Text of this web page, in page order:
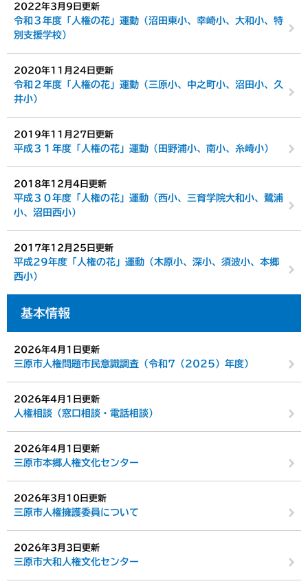
2022年3月9日更新
令和３年度「人権の花」運動（沼田東小、幸崎小、大和小、特
別支援学校）
2020年11月24日更新
令和２年度「人権の花」運動（三原小、中之町小、沼田小、久
井小）
2019年11月27日更新
平成３１年度「人権の花」運動（田野浦小、南小、糸崎小）
2018年12月4日更新
平成３０年度「人権の花」運動（西小、三育学院大和小、鷺浦
小、沼田西小）
2017年12月25日更新
平成29年度「人権の花」運動（木原小、深小、須波小、本郷
西小）
基本情報
2026年4月1日更新
三原市人権問題市民意識調査（令和7（2025）年度）
2026年4月1日更新
人権相談（窓口相談・電話相談）
2026年4月1日更新
三原市本郷人権文化センター
2026年3月10日更新
三原市人権擁護委員について
2026年3月3日更新
三原市大和人権文化センター